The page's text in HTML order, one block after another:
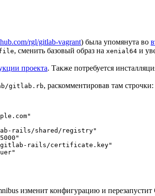
rgl/gitlab-vagrant) была упомянута во
, сменить базовый образ на xenial64 и
проекта. Также потребуется
gitlab.rb, раскомментировав там строчки:
rails/shared/registry"
rails/certificate.key"
изменит конфигурацию и перезапустит